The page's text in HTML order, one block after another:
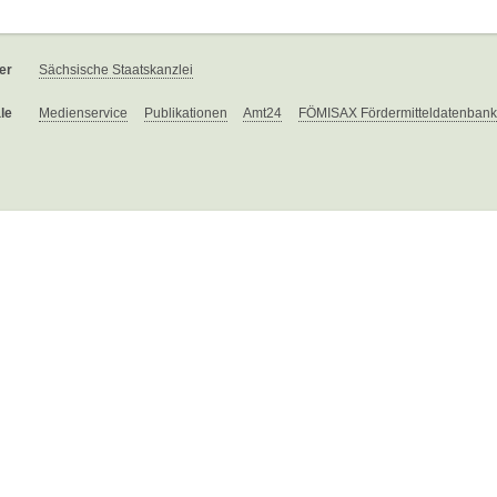
Sächsische Staatskanzlei
Medienservice Publikationen Amt24 FÖMISAX Fördermitteldatenbank